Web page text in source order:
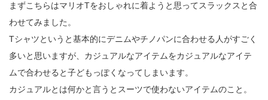
まずこちらはマリオTをおしゃれに着ようと思ってスラックスと合
わせてみました。
Tシャツというと基本的にデニムやチノパンに合わせる人がすごく
多いと思いますが、カジュアルなアイテムをカジュアルなアイテ
ムで合わせると子どもっぽくなってしまいます。
カジュアルとは何かと言うとスーツで使わないアイテムのこと。